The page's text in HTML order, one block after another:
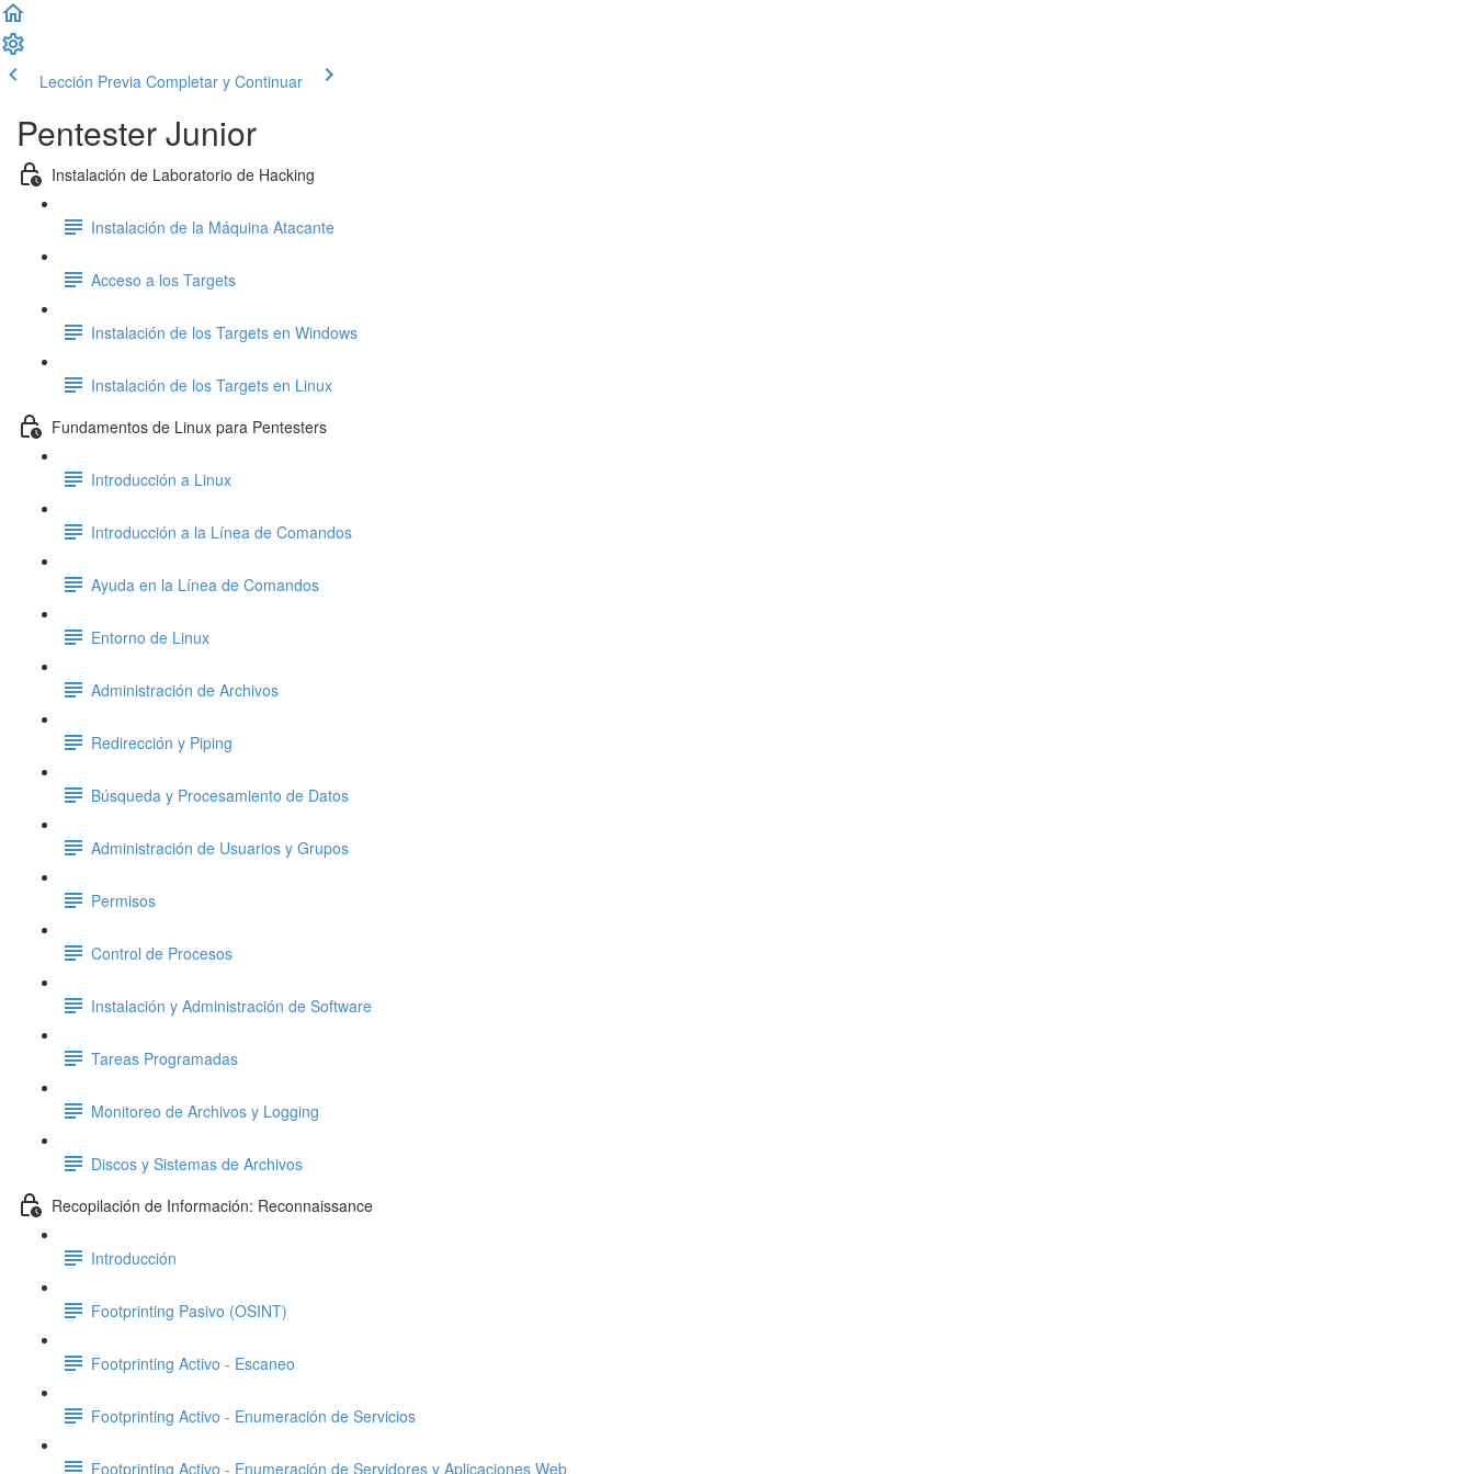
Lección Previa Completar y Continuar
Pentester Junior
Instalación de Laboratorio de Hacking
Instalación de la Máquina Atacante
Acceso a los Targets
Instalación de los Targets en Windows
Instalación de los Targets en Linux
Fundamentos de Linux para Pentesters
Introducción a Linux
Introducción a la Línea de Comandos
Ayuda en la Línea de Comandos
Entorno de Linux
Administración de Archivos
Redirección y Piping
Búsqueda y Procesamiento de Datos
Administración de Usuarios y Grupos
Permisos
Control de Procesos
Instalación y Administración de Software
Tareas Programadas
Monitoreo de Archivos y Logging
Discos y Sistemas de Archivos
Recopilación de Información: Reconnaissance
Introducción
Footprinting Pasivo (OSINT)
Footprinting Activo - Escaneo
Footprinting Activo - Enumeración de Servicios
Footprinting Activo - Enumeración de Servidores y Aplicaciones Web